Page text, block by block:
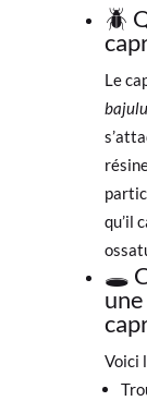
🪲
Le
qu’il
🕳️
Voici